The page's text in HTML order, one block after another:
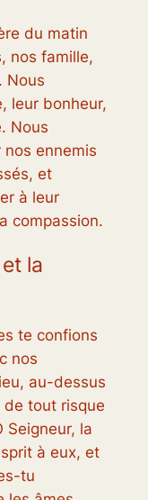
du matin
nos famille,
Nous
leur bonheur,
Nous
ennemis
et
à leur
compassion.
la
te confions
nos
au-dessus
tout risque
Seigneur, la
à eux, et
tu